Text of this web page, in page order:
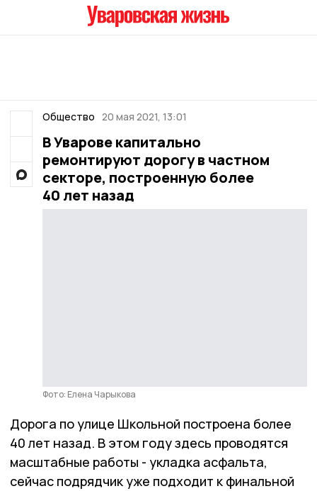
Общество 20 мая 2021, 13:01
В Уварове капитально
ремонтируют дорогу в частном
секторе, построенную более
40 лет назад
Фото: Елена Чарыкова
Дорога по улице Школьной построена более
40 лет назад. В этом году здесь проводятся
масштабные работы - укладка асфальта,
сейчас подрядчик уже подходит к финальной